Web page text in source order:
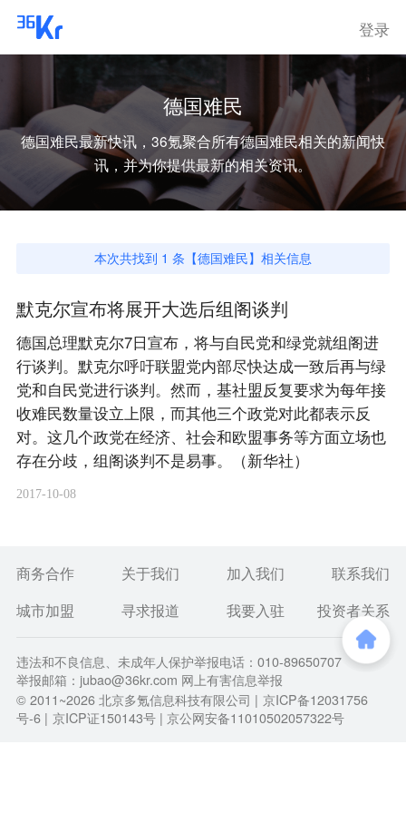
登录
德国难民
德国难民最新快讯，36氪聚合所有德国难民相关的新闻快
讯，并为你提供最新的相关资讯。
本次共找到 1 条【德国难民】相关信息
默克尔宣布将展开大选后组阁谈判
德国总理默克尔7日宣布，将与自民党和绿党就组阁进
行谈判。默克尔呼吁联盟党内部尽快达成一致后再与绿
党和自民党进行谈判。然而，基社盟反复要求为每年接
收难民数量设立上限，而其他三个政党对此都表示反
对。这几个政党在经济、社会和欧盟事务等方面立场也
存在分歧，组阁谈判不是易事。（新华社）
2017-10-08
商务合作 关于我们 加入我们
联系我们
城市加盟
寻求报道 我要入驻 投资者关系
违法和不良信息、未成年人保护举报电话：010-89650707
举报邮箱：jubao@36kr.com 网上有害信息举报
© 2011~2026北京多氪信息科技有限公司 | 京ICP备12031756
号-6 | 京ICP证150143号 | 京公网安备11010502057322号